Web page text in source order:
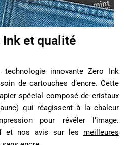
et qualité
innovante Zero Ink
de cartouches d’encre. Cette
spécial composé de cristaux
qui réagissent à la chaleur
pour révéler l’image.
et nos avis sur les meilleures